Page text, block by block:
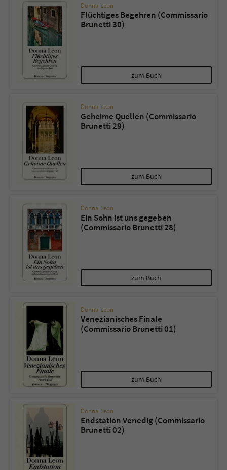
Donna Leon
Flüchtiges Begehren (Commissario
Brunetti 30)
zum Buch
Donna Leon
Geheime Quellen (Commissario
Brunetti 29)
zum Buch
Donna Leon
Ein Sohn ist uns gegeben
(Commissario Brunetti 28)
zum Buch
Donna Leon
Venezianisches Finale
(Commissario Brunetti 01)
zum Buch
Donna Leon
Endstation Venedig (Commissario
Brunetti 02)